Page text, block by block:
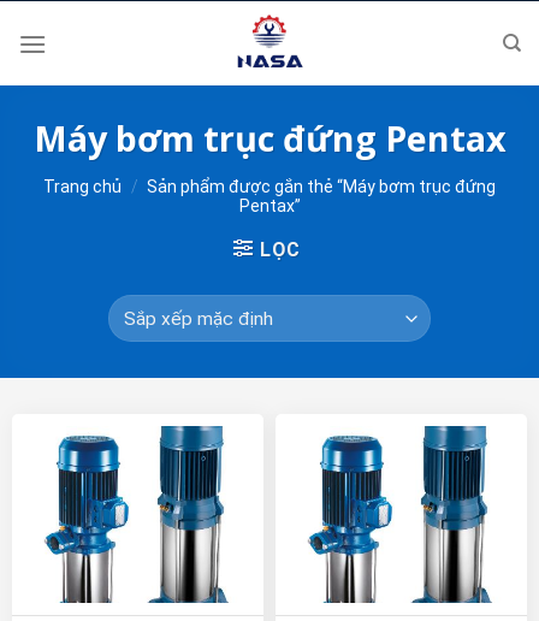
Máy bơm trục đứng Pentax
Trang chủ / Sản phẩm được gắn thẻ “Máy bơm trục đứng
Pentax”
LỌC